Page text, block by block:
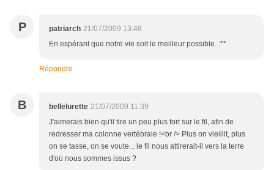
P patriarch 21/07/2009 13:48
En espérant que notre vie soit le meilleur possible. :**
Répondre
B bellelurette 21/07/2009 11:39
J'aimerais bien qu'il tire un peu plus fort sur le fil, afin de
redresser ma colonne vertébrale !<br /> Plus on vieillit, plus
on se tasse, on se voute... le fil nous attirerait-il vers la terre
d'où nous sommes issus ?